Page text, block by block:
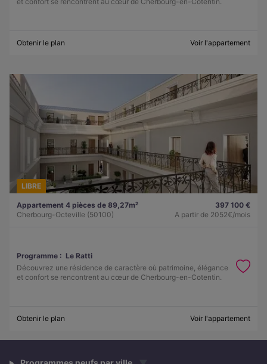
Obtenir le plan Voir l'appartement
LIBRE
Appartement 4 pièces de 89,27m²
Cherbourg-Octeville (50100)
397 100 €
A partir de 2052€/mois
Programme : Le Ratti
Découvrez une résidence de caractère où patrimoine, élégance
et confort se rencontrent au cœur de Cherbourg-en-Cotentin.
Obtenir le plan Voir l'appartement